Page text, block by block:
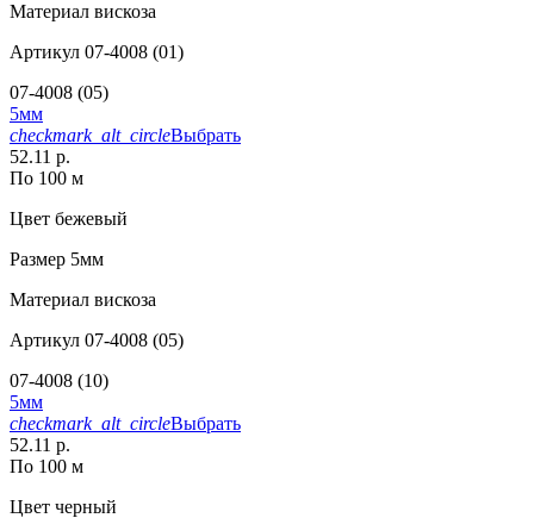
Материал вискоза
Артикул 07-4008 (01)
07-4008 (05)
5мм
checkmark_alt_circleВыбрать
52.11 р.
По 100 м
Цвет бежевый
Размер 5мм
Материал вискоза
Артикул 07-4008 (05)
07-4008 (10)
5мм
checkmark_alt_circleВыбрать
52.11 р.
По 100 м
Цвет черный